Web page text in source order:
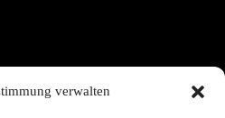
verwalten